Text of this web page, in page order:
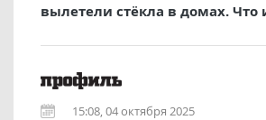
вылетели стёкла в домах. Что
15:08, 04 октября 2025